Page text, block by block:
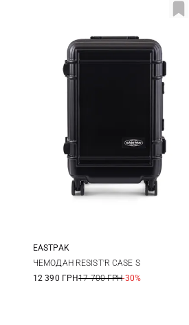
One Size
EASTPAK
ЧЕМОДАН RESIST'R CASE S
12 390 ГРН17 700 ГРН-30%